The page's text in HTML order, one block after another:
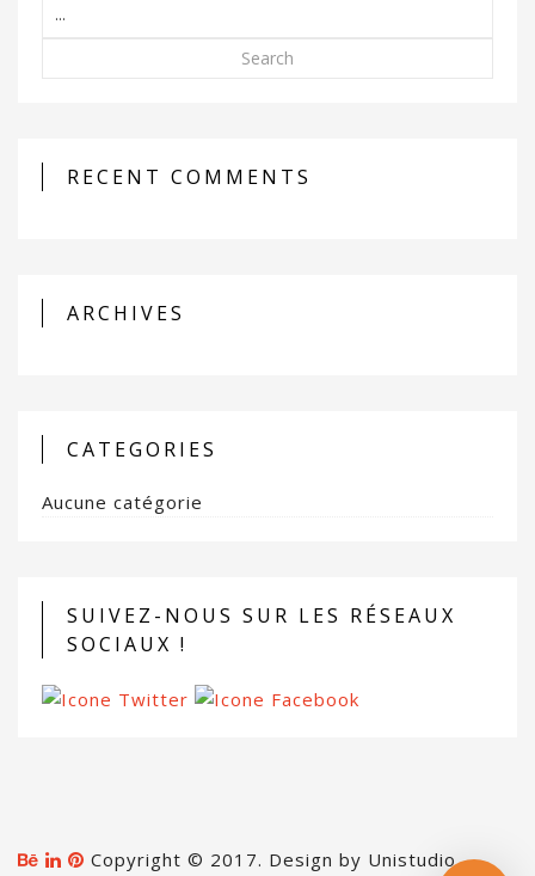
Search
RECENT COMMENTS
ARCHIVES
CATEGORIES
Aucune catégorie
SUIVEZ-NOUS SUR LES RÉSEAUX
SOCIAUX !
Copyright © 2017. Design by Unistudio. -